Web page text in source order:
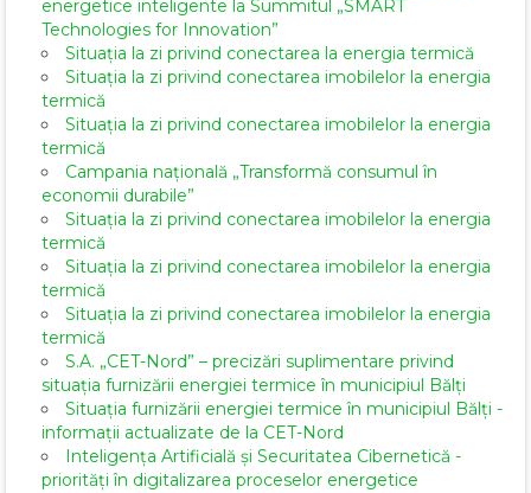
energetice inteligente la Summitul „SMART
Technologies for Innovation”
Situația la zi privind conectarea la energia termică
Situația la zi privind conectarea imobilelor la energia
termică
Situația la zi privind conectarea imobilelor la energia
termică
Campania națională „Transformă consumul în
economii durabile”
Situația la zi privind conectarea imobilelor la energia
termică
Situația la zi privind conectarea imobilelor la energia
termică
Situația la zi privind conectarea imobilelor la energia
termică
S.A. „CET-Nord” – precizări suplimentare privind
situația furnizării energiei termice în municipiul Bălți
Situația furnizării energiei termice în municipiul Bălți -
informații actualizate de la CET-Nord
Inteligența Artificială și Securitatea Cibernetică -
priorități în digitalizarea proceselor energetice